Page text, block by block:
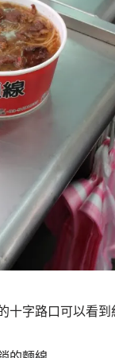
十字路口可以看